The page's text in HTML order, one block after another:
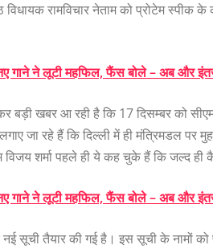
विधायक रामविचार नेताम को प्रोटेम
गाने ने लूटी महफिल, फैंस बोले – अब और
बड़ी खबर आ रही है कि 17 दिसम्बर को
जा रहे हैं कि दिल्ली में ही मंत्रिमडल पर
विजय शर्मा पहले ही ये कह चुके हैं कि जल्द ही
गाने ने लूटी महफिल, फैंस बोले – अब और
सूची तैयार की गई है। इस सूची के नामों